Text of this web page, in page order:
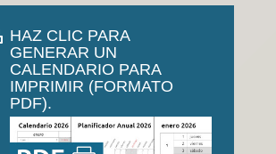
HAZ CLIC PARA
GENERAR UN
CALENDARIO PARA
IMPRIMIR (FORMATO
PDF).